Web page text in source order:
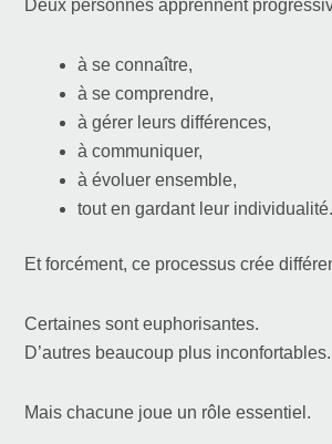
Deux personnes apprennent
à se connaître,
à se comprendre,
à gérer leurs différences,
à communiquer,
à évoluer ensemble,
tout en gardant leur individualité.
Et forcément, ce processus crée
Certaines sont euphorisantes.
D’autres beaucoup plus inconfortables.
Mais chacune joue un rôle essentiel.